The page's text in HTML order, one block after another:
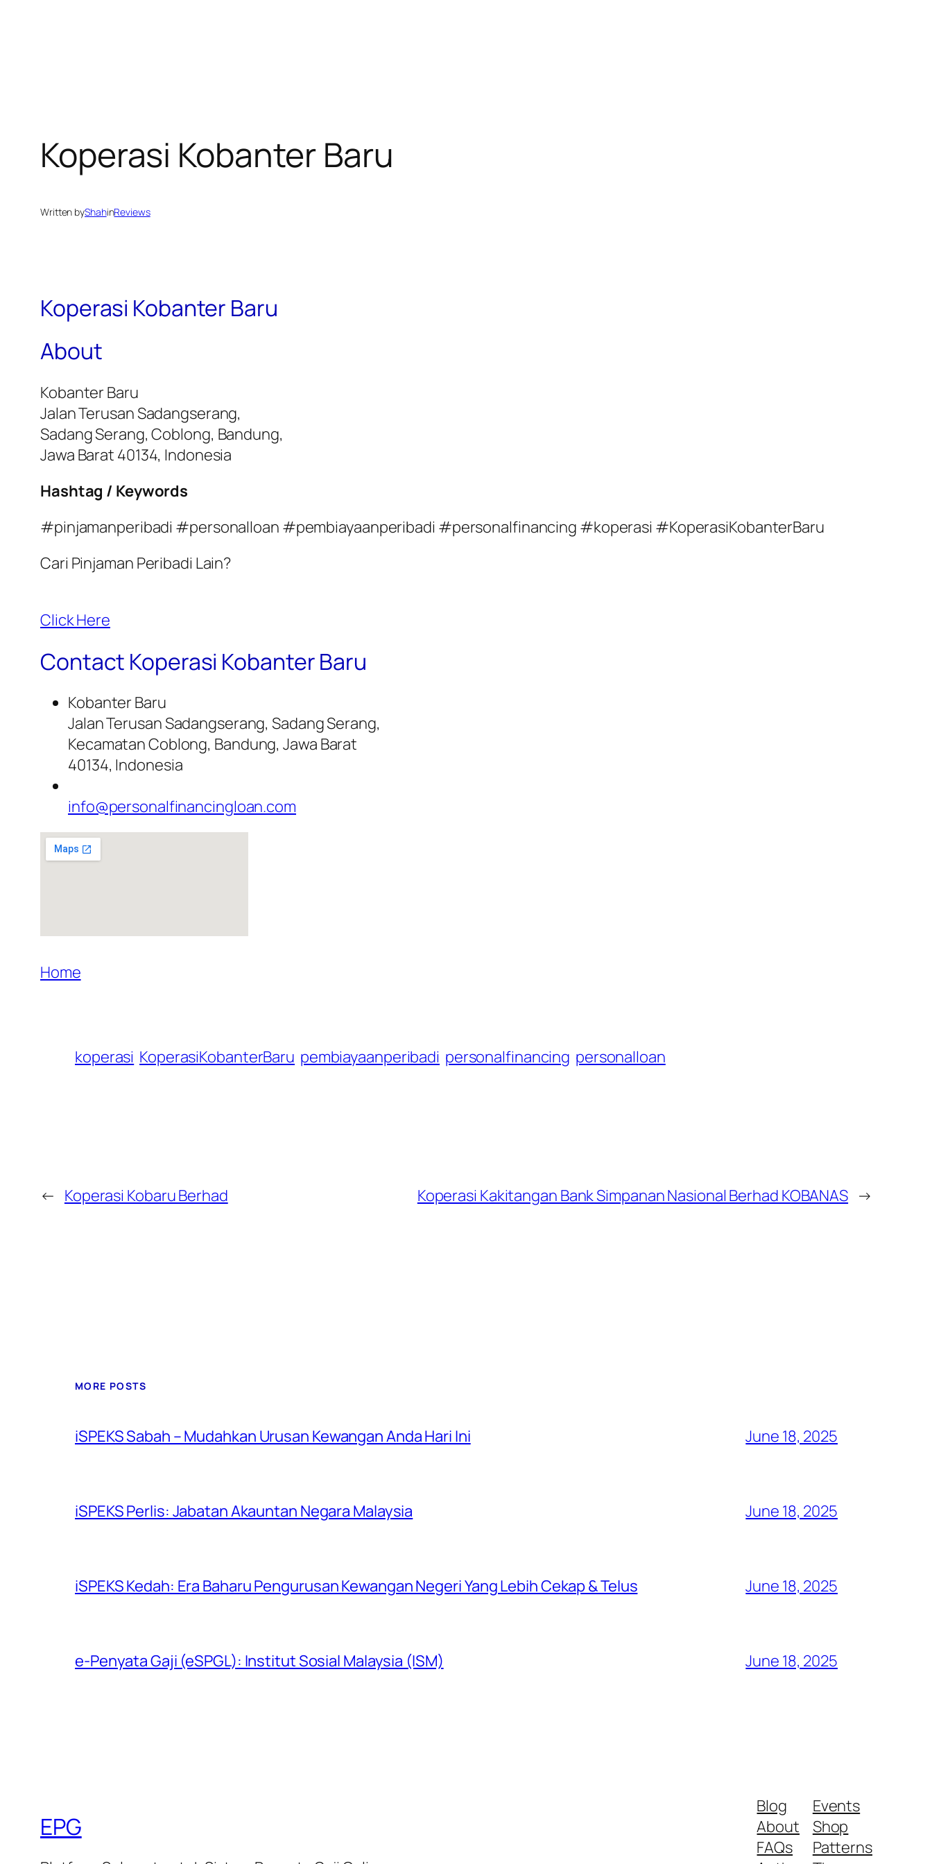
Koperasi Kobanter Baru
Written byShahinReviews
Koperasi Kobanter Baru
About
Kobanter Baru
Jalan Terusan Sadangserang,
Sadang Serang, Coblong, Bandung,
Jawa Barat 40134, Indonesia
Hashtag / Keywords
#pinjamanperibadi #personalloan #pembiayaanperibadi #personalfinancing #koperasi #KoperasiKobanterBaru
Cari Pinjaman Peribadi Lain?
Click Here
Contact Koperasi Kobanter Baru
Kobanter Baru
Jalan Terusan Sadangserang, Sadang Serang,
Kecamatan Coblong, Bandung, Jawa Barat
40134, Indonesia
info@personalfinancingloan.com
Home
koperasi KoperasiKobanterBaru pembiayaanperibadi personalfinancing personalloan
← Koperasi Kobaru Berhad Koperasi Kakitangan Bank Simpanan Nasional Berhad KOBANAS →
MORE POSTS
iSPEKS Sabah – Mudahkan Urusan Kewangan Anda Hari Ini June 18, 2025
iSPEKS Perlis: Jabatan Akauntan Negara Malaysia June 18, 2025
iSPEKS Kedah: Era Baharu Pengurusan Kewangan Negeri Yang Lebih Cekap & Telus June 18, 2025
e-Penyata Gaji (eSPGL): Institut Sosial Malaysia (ISM) June 18, 2025
EPG
Blog
About
FAQs
Events
Shop
Patterns